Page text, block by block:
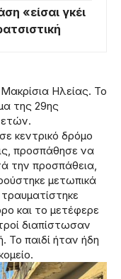
«είσαι γκέι
Ηλείας. Το
της 29ης
ετών.
κεντρικό δρόμο
προσπάθησε να
την προσπάθεια,
μετωπικά
και το μετέφερε
διαπίστωσαν
παιδί ήταν ήδη